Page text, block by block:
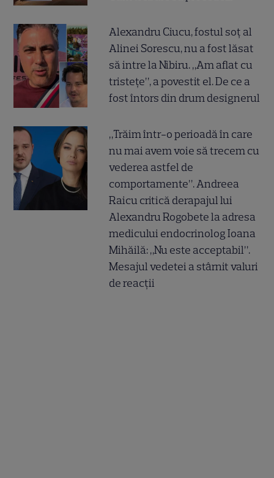
Alexandru Ciucu, fostul soț al
Alinei Sorescu, nu a fost lăsat
să intre la Nibiru. „Am aflat cu
tristețe”, a povestit el. De ce a
fost întors din drum designerul
„Trăim într-o perioadă în care
nu mai avem voie să trecem cu
vederea astfel de
comportamente”. Andreea
Raicu critică derapajul lui
Alexandru Rogobete la adresa
medicului endocrinolog Ioana
Mihăilă: „Nu este acceptabil”.
Mesajul vedetei a stârnit valuri
de reacții